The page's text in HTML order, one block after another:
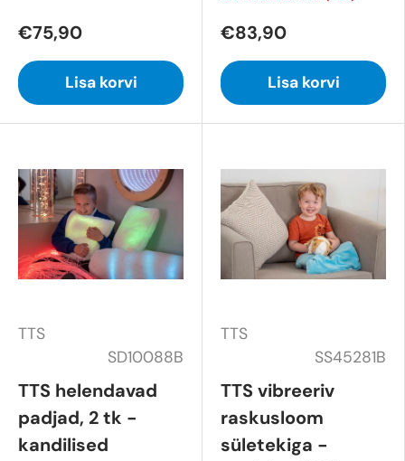
€75,90
Lisa korvi
€83,90
Lisa korvi
TTS
SD10088B
TTS helendavad
padjad, 2 tk -
kandilised
TTS
SS45281B
TTS vibreeriv
raskusloom
sületekiga -